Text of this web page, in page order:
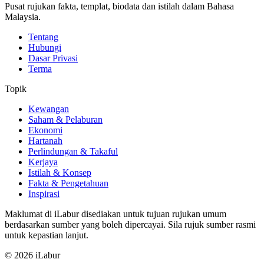
Pusat rujukan fakta, templat, biodata dan istilah dalam Bahasa
Malaysia.
Tentang
Hubungi
Dasar Privasi
Terma
Topik
Kewangan
Saham & Pelaburan
Ekonomi
Hartanah
Perlindungan & Takaful
Kerjaya
Istilah & Konsep
Fakta & Pengetahuan
Inspirasi
Maklumat di iLabur disediakan untuk tujuan rujukan umum
berdasarkan sumber yang boleh dipercayai. Sila rujuk sumber rasmi
untuk kepastian lanjut.
© 2026 iLabur